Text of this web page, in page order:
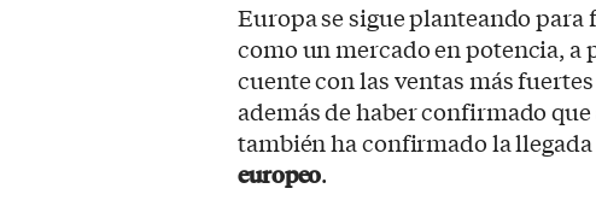
Europa se sigue planteando
como un mercado en potencia, a
cuente con las ventas más
además de haber confirmado que
también ha confirmado la
europeo.